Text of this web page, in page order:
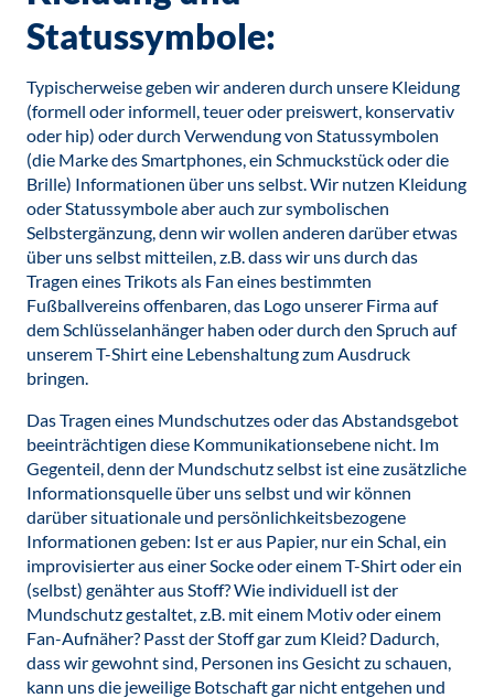
Statussymbole:
Typischerweise geben wir anderen durch unsere Kleidung
(formell oder informell, teuer oder preiswert, konservativ
oder hip) oder durch Verwendung von Statussymbolen
(die Marke des Smartphones, ein Schmuckstück oder die
Brille) Informationen über uns selbst. Wir nutzen Kleidung
oder Statussymbole aber auch zur symbolischen
Selbstergänzung, denn wir wollen anderen darüber etwas
über uns selbst mitteilen, z.B. dass wir uns durch das
Tragen eines Trikots als Fan eines bestimmten
Fußballvereins offenbaren, das Logo unserer Firma auf
dem Schlüsselanhänger haben oder durch den Spruch auf
unserem T-Shirt eine Lebenshaltung zum Ausdruck
bringen.
Das Tragen eines Mundschutzes oder das Abstandsgebot
beeinträchtigen diese Kommunikationsebene nicht. Im
Gegenteil, denn der Mundschutz selbst ist eine zusätzliche
Informationsquelle über uns selbst und wir können
darüber situationale und persönlichkeitsbezogene
Informationen geben: Ist er aus Papier, nur ein Schal, ein
improvisierter aus einer Socke oder einem T-Shirt oder ein
(selbst) genähter aus Stoff? Wie individuell ist der
Mundschutz gestaltet, z.B. mit einem Motiv oder einem
Fan-Aufnäher? Passt der Stoff gar zum Kleid? Dadurch,
dass wir gewohnt sind, Personen ins Gesicht zu schauen,
kann uns die jeweilige Botschaft gar nicht entgehen und